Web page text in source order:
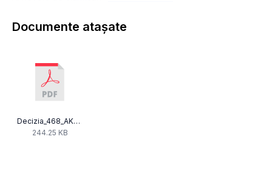
Documente atașate
Decizia_468_AKTA.pdf
244.25 KB